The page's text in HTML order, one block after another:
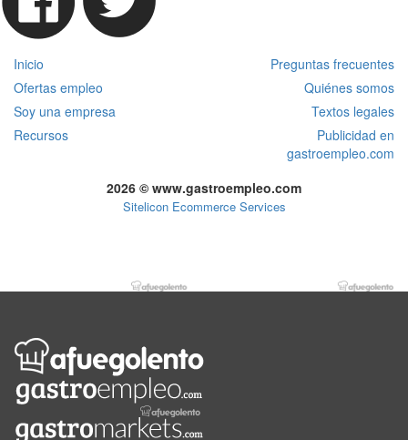
Inicio
Preguntas frecuentes
Ofertas empleo
Quiénes somos
Soy una empresa
Textos legales
Recursos
Publicidad en
gastroempleo.com
2026 © www.gastroempleo.com
Sitelicon Ecommerce Services